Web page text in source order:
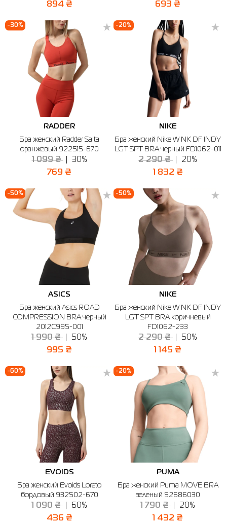
894 ₴ 693 ₴
-30%
RADDER
Бра женский Radder Salta
оранжевый 922515-670
1 099 ₴ 30%
769 ₴
-20%
NIKE
Бра женский Nike W NK DF INDY
LGT SPT BRA черный FD1062-011
2 290 ₴ 20%
1 832 ₴
-50%
ASICS
Бра женский Asics ROAD
COMPRESSION BRA черный
2012C995-001
1 990 ₴ 50%
995 ₴
-50%
NIKE
Бра женский Nike W NK DF INDY
LGT SPT BRA коричневый
FD1062-233
2 290 ₴ 50%
1 145 ₴
-60%
EVOIDS
Бра женский Evoids Loreto
бордовый 932502-670
1 090 ₴ 60%
436 ₴
-20%
PUMA
Бра женский Puma MOVE BRA
зеленый 52686030
1 790 ₴ 20%
1 432 ₴